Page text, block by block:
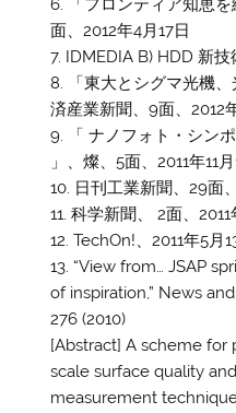
「フロンティア知恵
面、2012年4月17日
IDMEDIA B) HDD 新技
「東大とシグマ光機
済産業新聞、9面、2012
「 ナノフォト・シ
」、燦、5面、2011年11
日刊工業新聞、29面
科学新聞、 2面、2011
TechOn!、2011年5月
“View from… JSAP
of inspiration,” News
276 (2010)
[Abstract] A scheme for
scale surface quality
measurement